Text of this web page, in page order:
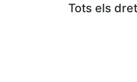
Tots els